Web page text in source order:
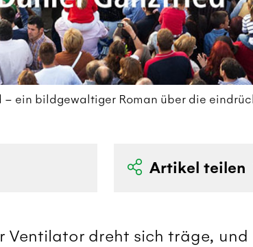
– ein bildgewaltiger Roman über die
Artikel teilen
Ventilator dreht sich träge, und